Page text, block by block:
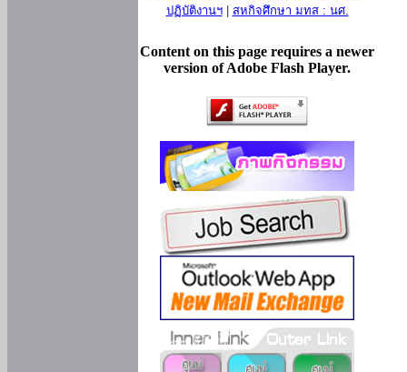
ปฏิบัติงานฯ| สหกิจศึกษา มทส : นศ.
Content on this page requires a newer
version of Adobe Flash Player.